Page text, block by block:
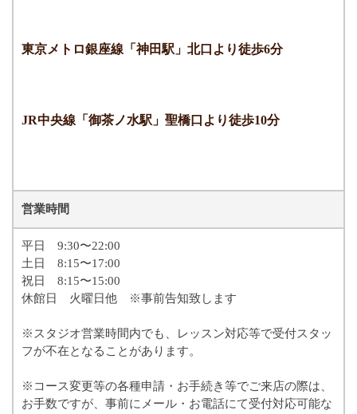
東京メトロ銀座線「神田駅」北口より徒歩6分
JR中央線「御茶ノ水駅」聖橋口より徒歩10分
営業時間
平日 9:30〜22:00
土日 8:15〜17:00
祝日 8:15〜15:00
休館日 火曜日他 ※事前告知致します
※スタジオ営業時間内でも、レッスン対応等で受付スタッ
フが不在となることがあります。
※コース変更等の各種申請・お手続き等でご来店の際は、
お手数ですが、事前にメール・お電話にて受付対応可能な